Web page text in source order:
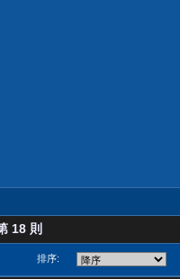
18 則
排序: